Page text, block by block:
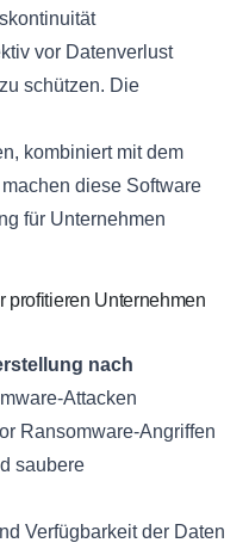
vor Datenverlust
schützen. Die
kombiniert mit dem
machen diese Software
für Unternehmen
profitieren Unternehmen
nach
Attacken
Ransomware-Angriffen
saubere
Verfügbarkeit der Daten